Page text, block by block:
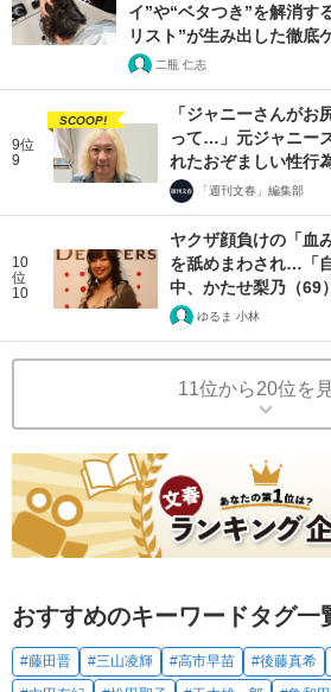
イ”や“ベタつき”を解消す
リスト”が生み出した徹底
二瓶 仁志
9位
9
SCOOP!
「ジャニーさんがお
って…」元ジャニー
れたおぞましい性行
「週刊文春」編集部
10
位
10
ヤクザ顔負けの「血
を舐めまわされ…「
中、かたせ梨乃（69
ゆるま 小林
11位から20位を
おすすめのキーワードタグ一
#藤田晋 #三山凌輝 #高市早苗 #後藤真希